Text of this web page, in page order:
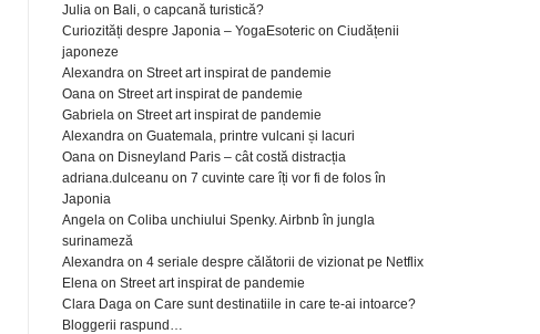
Julia on Bali, o capcană turistică?
Curiozități despre Japonia – YogaEsoteric on Ciudățenii
japoneze
Alexandra on Street art inspirat de pandemie
Oana on Street art inspirat de pandemie
Gabriela on Street art inspirat de pandemie
Alexandra on Guatemala, printre vulcani și lacuri
Oana on Disneyland Paris – cât costă distracția
adriana.dulceanu on 7 cuvinte care îți vor fi de folos în
Japonia
Angela on Coliba unchiului Spenky. Airbnb în jungla
surinameză
Alexandra on 4 seriale despre călătorii de vizionat pe Netflix
Elena on Street art inspirat de pandemie
Clara Daga on Care sunt destinatiile in care te-ai intoarce?
Bloggerii raspund…